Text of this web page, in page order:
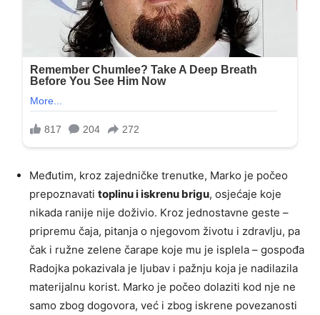
Međutim, kroz zajedničke trenutke, Marko je počeo
prepoznavati toplinu i iskrenu brigu, osjećaje koje
nikada ranije nije doživio. Kroz jednostavne geste –
pripremu čaja, pitanja o njegovom životu i zdravlju, pa
čak i ružne zelene čarape koje mu je isplela – gospođa
Radojka pokazivala je ljubav i pažnju koja je nadilazila
materijalnu korist. Marko je počeo dolaziti kod nje ne
samo zbog dogovora, već i zbog iskrene povezanosti